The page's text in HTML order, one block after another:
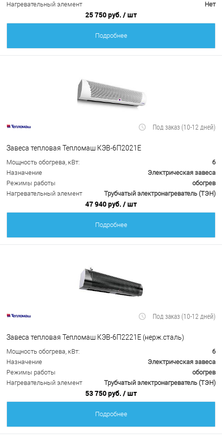
Нагревательный элемент
Нет
25 750 руб. / шт
Подробнее
Под заказ (10-12 дней)
Завеса тепловая Тепломаш КЭВ-6П2021Е
Мощность обогрева, кВт:
6
Назначение
Электрическая завеса
Режимы работы
обогрев
Нагревательный элемент
Трубчатый электронагреватель (ТЭН)
47 940 руб. / шт
Подробнее
Под заказ (10-12 дней)
Завеса тепловая Тепломаш КЭВ-6П2221Е (нерж.сталь)
Мощность обогрева, кВт:
6
Назначение
Электрическая завеса
Режимы работы
обогрев
Нагревательный элемент
Трубчатый электронагреватель (ТЭН)
53 750 руб. / шт
Подробнее